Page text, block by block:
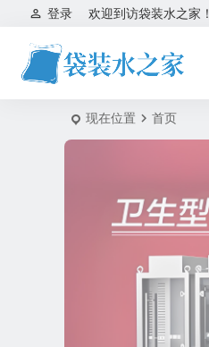
欢迎到访袋装水之家！
登录
现在位置 首页